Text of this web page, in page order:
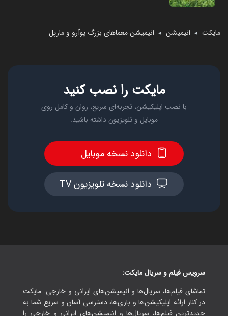
مایکت ◄ انیمیشن ◄ انیمیشن معماهای بزرگ پوآرو و مارپل
مایکت را نصب کنید
با نصب اپلیکیشن، تجربه‌ای سریع، روان و کامل روی
موبایل و تلویزیون داشته باشید.
دانلود نسخه موبایل
دانلود نسخه تلویزیون TV
سرویس فیلم و سریال مایکت:
تماشای فیلم‌ها، سریال‌ها و انیمیشن‌های ایرانی و خارجی. مایکت
در کنار ارائه اپلیکیشن‌ها و بازی‌ها، دسترسی آسان و سریع شما به
جدیدترین فیلم‌ها، سریال‌ها و انیمیشن‌های ایرانی و خارجی را